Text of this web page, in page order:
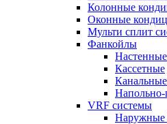
Колонные
Оконные
Мульти сплит
Фанкойлы
Настенные
Кассетные
Канальные
VRF системы
Наружные